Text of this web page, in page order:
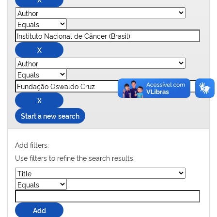
Start a new search
Add filters:
Use filters to refine the search results.